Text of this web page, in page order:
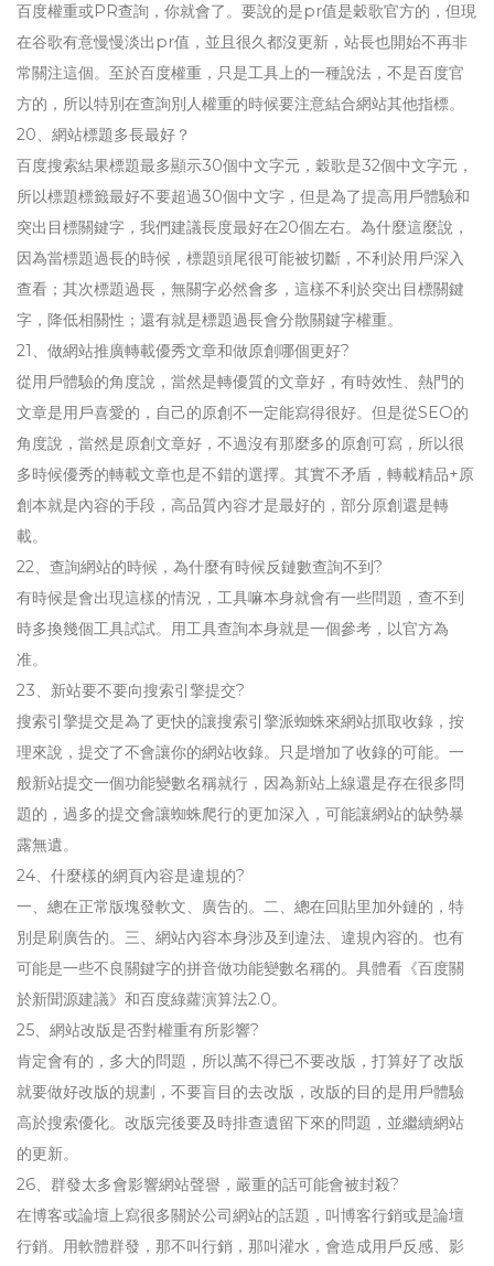
百度權重或PR查詢，你就會了。要說的是pr值是穀歌官方的，但現
在谷歌有意慢慢淡出pr值，並且很久都沒更新，站長也開始不再非
常關注這個。至於百度權重，只是工具上的一種說法，不是百度官
方的，所以特別在查詢別人權重的時候要注意結合網站其他指標。
20、網站標題多長最好？
百度搜索結果標題最多顯示30個中文字元，穀歌是32個中文字元，
所以標題標籤最好不要超過30個中文字，但是為了提高用戶體驗和
突出目標關鍵字，我們建議長度最好在20個左右。為什麼這麼說，
因為當標題過長的時候，標題頭尾很可能被切斷，不利於用戶深入
查看；其次標題過長，無關字必然會多，這樣不利於突出目標關鍵
字，降低相關性；還有就是標題過長會分散關鍵字權重。
21、做網站推廣轉載優秀文章和做原創哪個更好?
從用戶體驗的角度說，當然是轉優質的文章好，有時效性、熱門的
文章是用戶喜愛的，自己的原創不一定能寫得很好。但是從SEO的
角度說，當然是原創文章好，不過沒有那麼多的原創可寫，所以很
多時候優秀的轉載文章也是不錯的選擇。其實不矛盾，轉載精品+原
創本就是內容的手段，高品質內容才是最好的，部分原創還是轉
載。
22、查詢網站的時候，為什麼有時候反鏈數查詢不到?
有時候是會出現這樣的情況，工具嘛本身就會有一些問題，查不到
時多換幾個工具試試。用工具查詢本身就是一個參考，以官方為
准。
23、新站要不要向搜索引擎提交?
搜索引擎提交是為了更快的讓搜索引擎派蜘蛛來網站抓取收錄，按
理來說，提交了不會讓你的網站收錄。只是增加了收錄的可能。一
般新站提交一個功能變數名稱就行，因為新站上線還是存在很多問
題的，過多的提交會讓蜘蛛爬行的更加深入，可能讓網站的缺勢暴
露無遺。
24、什麼樣的網頁內容是違規的?
一、總在正常版塊發軟文、廣告的。二、總在回貼里加外鏈的，特
別是刷廣告的。三、網站內容本身涉及到違法、違規內容的。也有
可能是一些不良關鍵字的拼音做功能變數名稱的。具體看《百度關
於新聞源建議》和百度綠蘿演算法2.0。
25、網站改版是否對權重有所影響?
肯定會有的，多大的問題，所以萬不得已不要改版，打算好了改版
就要做好改版的規劃，不要盲目的去改版，改版的目的是用戶體驗
高於搜索優化。改版完後要及時排查遺留下來的問題，並繼續網站
的更新。
26、群發太多會影響網站聲譽，嚴重的話可能會被封殺?
在博客或論壇上寫很多關於公司網站的話題，叫博客行銷或是論壇
行銷。用軟體群發，那不叫行銷，那叫灌水，會造成用戶反感、影